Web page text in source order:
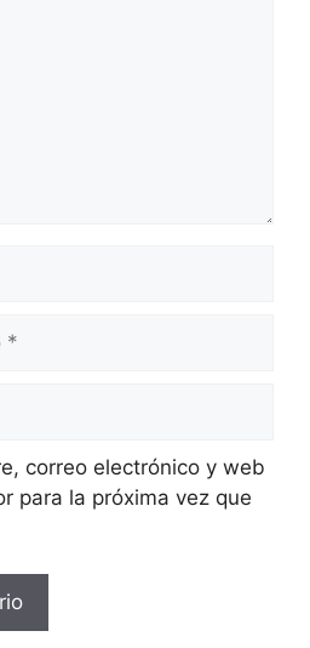
correo electrónico y web
para la próxima vez que